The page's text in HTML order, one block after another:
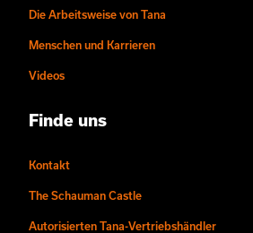
Die Arbeitsweise von Tana
Menschen und Karrieren
Videos
Finde uns
Kontakt
The Schauman Castle
Autorisierten Tana-Vertriebshändler